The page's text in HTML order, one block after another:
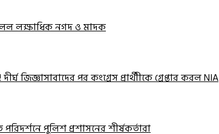
লক্ষাধিক নগদ ও মাদক
জিজ্ঞাসাবাদের পর কংগ্রেস প্রার্থীীকে গ্রেপ্তার করল NIA
পুলিশ প্রশাসনের শীর্ষকর্তারা